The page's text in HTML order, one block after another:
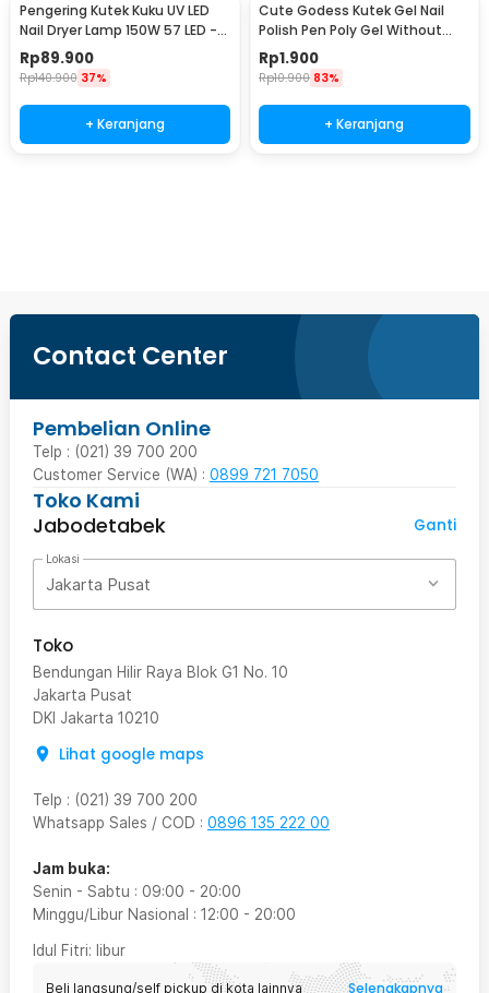
Pengering Kutek Kuku UV LED
Nail Dryer Lamp 150W 57 LED -
D9
Rp89.900
Rp140.900 37%
+ Keranjang
Cute Godess Kutek Gel Nail
Polish Pen Poly Gel Without
Bottom Coating Q-10
Rp1.900
Rp10.900 83%
+ Keranjang
Contact Center
Pembelian Online
Telp : (021) 39 700 200
Customer Service (WA) : 0899 721 7050
Toko Kami
Jabodetabek
Ganti
Lokasi
Jakarta Pusat
Toko
Bendungan Hilir Raya Blok G1 No. 10
Jakarta Pusat
DKI Jakarta 10210
Lihat google maps
Telp : (021) 39 700 200
Whatsapp Sales / COD : 0896 135 222 00
Jam buka:
Senin - Sabtu : 09:00 - 20:00
Minggu/Libur Nasional : 12:00 - 20:00
Idul Fitri: libur
Beli langsung/self pickup di kota lainnya Selengkapnya